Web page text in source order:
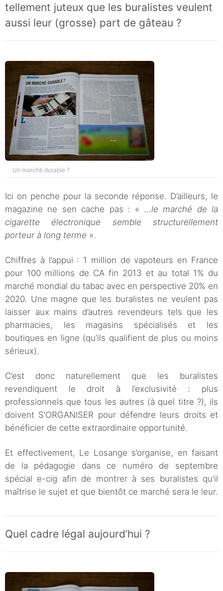
tellement juteux que les buralistes veulent
aussi leur (grosse) part de gâteau ?
Un marché durable ?
Ici on penche pour la seconde réponse. D’ailleurs, le
magazine ne sen cache pas : « …le marché de la
cigarette électronique semble structurellement
porteur à long terme ».
Chiffres à l’appui : 1 million de vapoteurs en France
pour 100 millions de CA fin 2013 et au total 1% du
marché mondial du tabac avec en perspective 20% en
2020. Une magne que les buralistes ne veulent pas
laisser aux mains d’autres revendeurs tels que les
pharmacies, les magasins spécialisés et les
boutiques en ligne (qu’ils qualifient de plus ou moins
sérieux).
C’est donc naturellement que les buralistes
revendiquent le droit à l’exclusivité : plus
professionnels que tous les autres (à quel titre ?), ils
doivent S’ORGANISER pour défendre leurs droits et
bénéficier de cette extraordinaire opportunité.
Et effectivement, Le Losange s’organise, en faisant
de la pédagogie dans ce numéro de septembre
spécial e-cig afin de montrer à ses buralistes qu’il
maîtrise le sujet et que bientôt ce marché sera le leur.
Quel cadre légal aujourd’hui ?